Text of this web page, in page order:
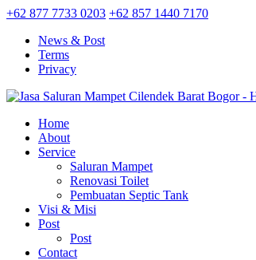
+62 877 7733 0203 +62 857 1440 7170
News & Post
Terms
Privacy
Home
About
Service
Saluran Mampet
Renovasi Toilet
Pembuatan Septic Tank
Visi & Misi
Post
Post
Contact